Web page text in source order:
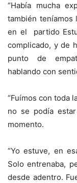
“Había mucha
también teníamos
en el partido
complicado, y de
punto de
hablando con
“Fuímos con toda
no se podía
momento.
“Yo estuve, en
Solo entrenaba,
desde adentro.